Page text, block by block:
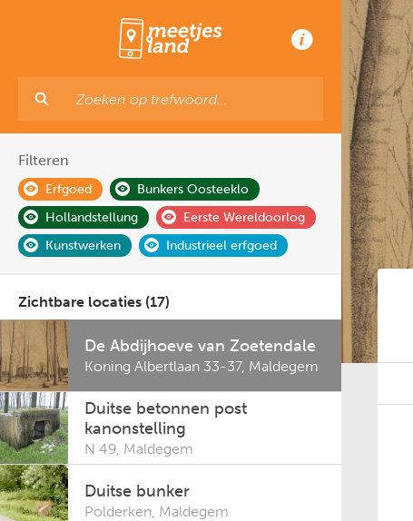
Filteren
Erfgoed
Bunkers Oosteeklo
Hollandstellung
Eerste Wereldoorlog
Kunstwerken
Industrieel erfgoed
Zichtbare locaties (17)
De Abdijhoeve van Zoetendale
Koning Albertlaan 33-37, Maldegem
Duitse betonnen post
kanonstelling
N 49, Maldegem
Duitse bunker
Polderken, Maldegem